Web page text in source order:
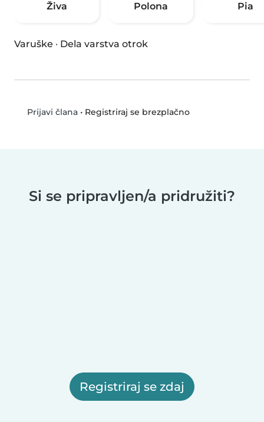
Živa Polona Pia
Varuške · Dela varstva otrok
Prijavi člana• Registriraj se brezplačno
Si se pripravljen/a pridružiti?
Registriraj se zdaj